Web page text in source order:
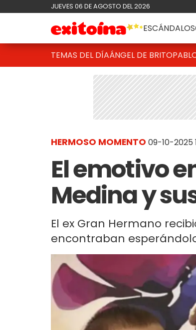
JUEVES 06 DE AGOSTO DEL 2026
ESCÁNDALOS
TEMAS DEL DÍAÁNGEL DE BRITO
HERMOSO MOMENTO 09-10-2025
El emotivo
Medina y
El ex Gran Hermano
encontraban